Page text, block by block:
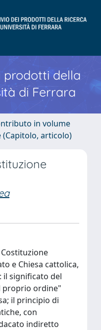
prodotti della
di Ferrara
in volume
articolo)
e Chiesa cattolica,
il significato del
proprio ordine"
il principio di
con
indiretto